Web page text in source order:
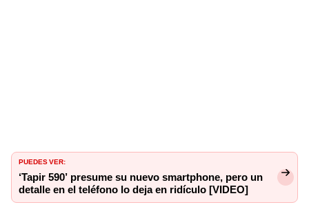
PUEDES VER:
‘Tapir 590’ presume su nuevo smartphone, pero un
detalle en el teléfono lo deja en ridículo [VIDEO]